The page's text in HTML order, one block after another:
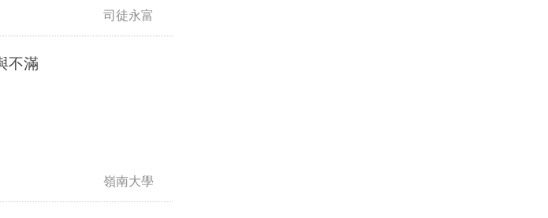
司徒永富
不滿
嶺南大學